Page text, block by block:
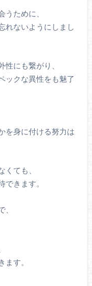
ために、
れないようにしまし
にも繋がり、
ックな異性をも魅了
を身に付ける努力は
くても、
きます。
す。